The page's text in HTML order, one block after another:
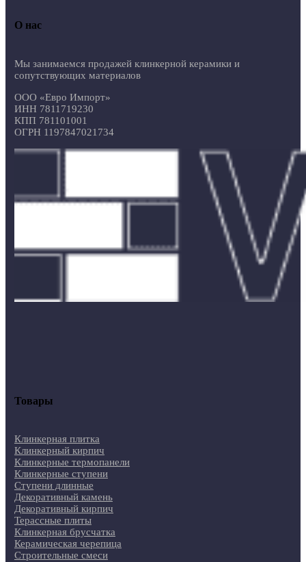
О нас
Мы занимаемся продажей клинкерной керамики и
сопутствующих материалов
ООО «Евро Импорт»
ИНН 7811719230
КПП 781101001
ОГРН 1197847021734
Товары
Клинкерная плитка
Клинкерный кирпич
Клинкерные термопанели
Клинкерные ступени
Ступени длинные
Декоративный камень
Декоративный кирпич
Терассные плиты
Клинкерная брусчатка
Керамическая черепица
Строительные смеси